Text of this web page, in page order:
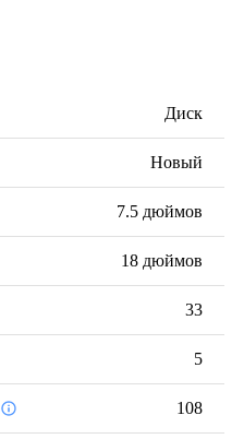
Диск
Новый
7.5 дюймов
18 дюймов
33
5
108